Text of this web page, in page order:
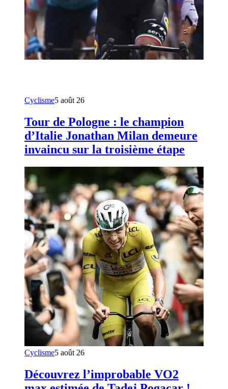
Cyclisme5 août 26
Tour de Pologne : le champion
d’Italie Jonathan Milan demeure
invaincu sur la troisième étape
Cyclisme5 août 26
Découvrez l’improbable VO2